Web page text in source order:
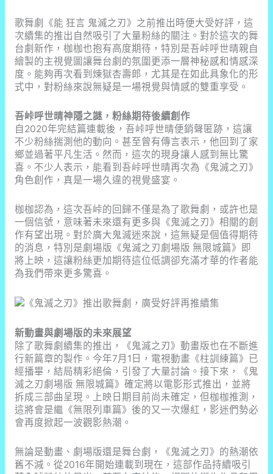
歌舞劇《能 狂言 鬼滅之刃》之前推出時便大受好評，這
次續集的推出自然吸引了大量粉絲的關注。對於這次的舞
台劇新作，枷枷也抱有高度期待，特別是吾峠呼世晴親自
繪製的主視覺圖讓舞台劇的氛圍更添一層神秘感和情感深
度。能夠再次看到煉獄杏壽郎，尤其是在如此具象化的形
式中，對粉絲來說無疑是一場視覺與情感的雙重享受。
吾峠呼世晴神隱之謎，粉絲期待後續創作
自2020年完結篇連載後，吾峠呼世晴便銷聲匿跡，這讓
不少粉絲揣測他的動向。甚至曾有傳言表示，他回到了家
鄉並過著平凡生活。然而，這次的現身讓人感到無比驚
喜。不少人表示，能看到吾峠呼世晴再次為《鬼滅之刃》
角色創作，真是一場久違的視覺盛宴。
枷枷認為，這次吾峠的回歸不僅是為了歌舞劇，或許也是
一個信號，意味著未來還有更多與《鬼滅之刃》相關的創
作有望出現。對於廣大鬼滅迷來說，這無疑是個值得期待
的消息，特別是劇場版《鬼滅之刃劇場版 無限城篇》即
將上映，這讓粉絲更加期待這位低調卻充滿才華的作者能
為我們帶來更多驚喜。
新動畫與劇場版的未來展望
除了歌舞劇續集的推出，《鬼滅之刃》動畫版也在不斷進
行新篇章的製作。今年7月1日，電視動畫《柱訓練篇》已
經播畢，結局精彩絕倫，引發了大量討論。接下來，《鬼
滅之刃劇場版 無限城篇》確定將以電影形式推出，並將
拆成三部曲呈現。上映日期目前尚未確定，但枷枷推測，
這將會是繼《無限列車篇》後的又一次爆紅，影迷們勢必
會再度掀起一波觀影熱潮。
無論是動畫、劇場版還是舞台劇，《鬼滅之刃》的熱潮依
舊不減。從2016年開始連載到現在，這部作品持續吸引